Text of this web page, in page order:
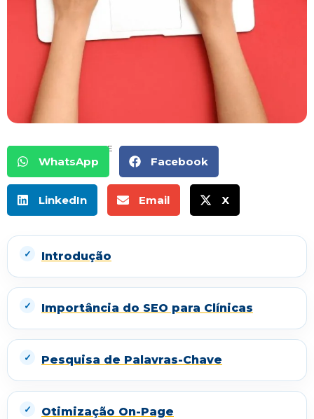
COMPARTILHE
WhatsApp Facebook
LinkedIn Email X
Introdução
Importância do SEO para Clínicas
Pesquisa de Palavras-Chave
Otimização On-Page